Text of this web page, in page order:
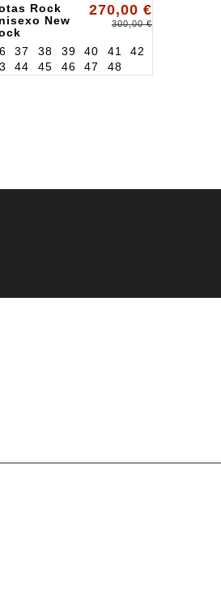
Rock
New
270,00 €
300,00 €
37 38 39 40 41
42
44 45 46 47 48